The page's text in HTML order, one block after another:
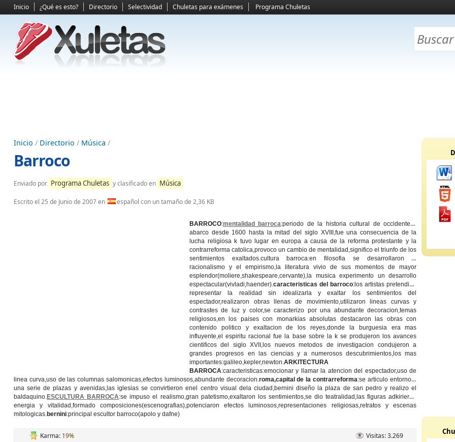
Inicio ¿Qué es esto? Directorio Selectividad Chuletas para exámenes Programa Chuletas
Inicio / Directorio / Música /
Barroco
Enviado por Programa Chuletas y clasificado en Música
Escrito el 25 de Junio de 2007en español con un tamaño de 2,36 KB
BARROCO:mentalidad barroca:periodo de la historia cultural de occidente k
abarco desde 1600 hasta la mitad del siglo XVIII,fue una consecuencia de la
lucha religiosa k tuvo lugar en europa a causa de la reforma protestante y la
contrarreforma catolica,provoco un cambio de mentalidad,significo el triunfo de los
sentimientos exaltados.cultura barroca:en filosofia se desarrollaron el
racionalismo y el empirismo,la literatura vivio de sus momentos de mayor
esplendor(moliere,shakespeare,cervante),la musica experimento un desarrollo
espectacular(vivladi,haender).caracteristicas del barroco:los artistas pretendian
representar la realidad sin idealizarla y exaltar los sentimientos del
espectador,realizaron obras llenas de movimiento,utilizaron lineas curvas y
contrastes de luz y color,se caracterizo por una abundante decoracion,temas
religiosos,en los paises con monarkias absolutas destacaron las obras con
contenido politico y exaltacion de los reyes,donde la burguesia era mas
influyente,el espiritu racional fue la base sobre la k se produjeron los avances
cientificos del siglo XVII,los nuevos metodos de investigacion condujeron a
grandes progresos en las ciencias y a numerosos descubrimientos,los mas
importantes:galileo,kepler,newton.ARKITECTURA
BARROCA:caracteristicas:emocionar y llamar la atencion del espectador,uso de
linea curva,uso de las columnas salomonicas,efectos luminosos,abundante decoracion.roma,capital de la contrarreforma:se articulo entorno a
una serie de plazas y avenidas,las iglesias se convirtieron enel centro visual dela ciudad,bernini diseño la plaza de san pedro y realizo el
baldaquino.ESCULTURA BARROCA:se impuso el realismo,gran patetismo,exaltaron los sentimientos,se dio teatralidad,las figuras adkirieron
energia y vitalidad,formado composiciones(escenografias),potenciaron efectos luminosos,representaciones religiosas,retratos y escenas
mitologicas.bernini:principal escultor barroco(apolo y dafne)
Karma: 19% Visitas: 3.269